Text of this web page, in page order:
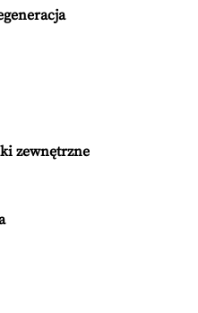
zewnętrzne